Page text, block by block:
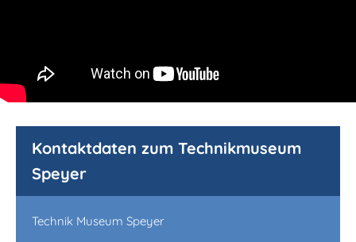
Kontaktdaten zum Technikmuseum
Speyer
Technik Museum Speyer